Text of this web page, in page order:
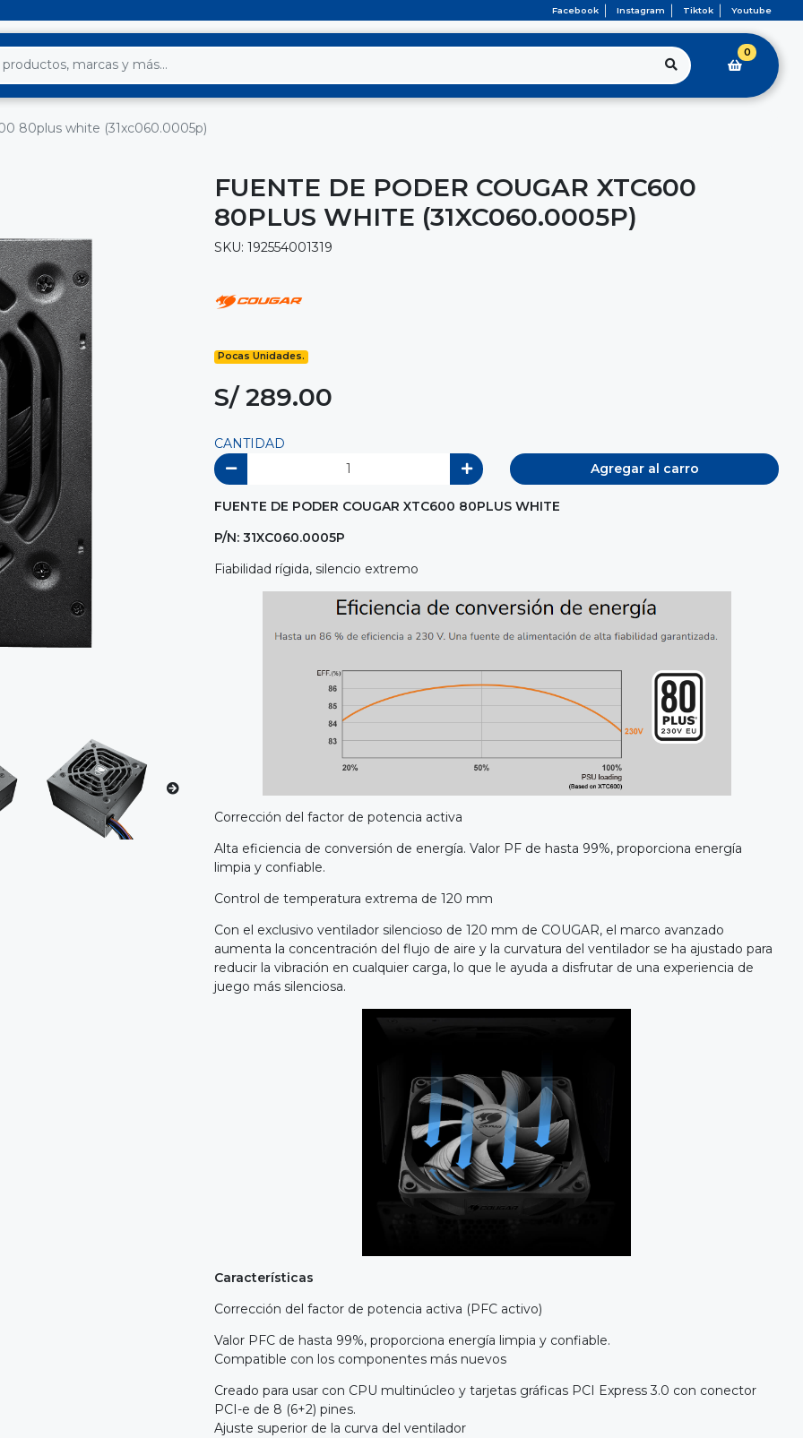
Facebook Instagram Tiktok Youtube
0
80plus white (31xc060.0005p)
FUENTE DE PODER COUGAR XTC600
80PLUS WHITE (31XC060.0005P)
SKU: 192554001319
Pocas Unidades.
S/ 289.00
CANTIDAD
Agregar al carro
FUENTE DE PODER COUGAR XTC600 80PLUS WHITE
P/N: 31XC060.0005P
Fiabilidad rígida, silencio extremo
Corrección del factor de potencia activa
Alta eficiencia de conversión de energía. Valor PF de hasta 99%, proporciona energía
limpia y confiable.
Control de temperatura extrema de 120 mm
Con el exclusivo ventilador silencioso de 120 mm de COUGAR, el marco avanzado
aumenta la concentración del flujo de aire y la curvatura del ventilador se ha ajustado para
reducir la vibración en cualquier carga, lo que le ayuda a disfrutar de una experiencia de
juego más silenciosa.
Características
Corrección del factor de potencia activa (PFC activo)
Valor PFC de hasta 99%, proporciona energía limpia y confiable.
Compatible con los componentes más nuevos
Creado para usar con CPU multinúcleo y tarjetas gráficas PCI Express 3.0 con conector
PCI-e de 8 (6+2) pines.
Ajuste superior de la curva del ventilador